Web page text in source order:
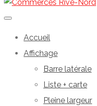
Accueil
Affichage
Barre latérale
Liste + carte
Pleine largeur